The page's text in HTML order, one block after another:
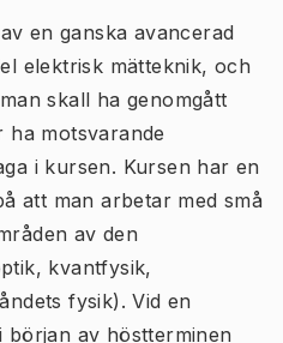
en ganska avancerad
elektrisk mätteknik, och
skall ha genomgått
ha motsvarande
i kursen. Kursen har en
att man arbetar med små
av den
kvantfysik,
fysik). Vid en
av höstterminen